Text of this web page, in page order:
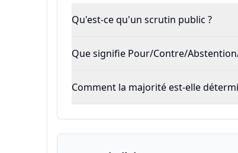
Qu'est-ce qu'un scrutin public ?
Que signifie Pour/Contre/
Comment la majorité est-elle